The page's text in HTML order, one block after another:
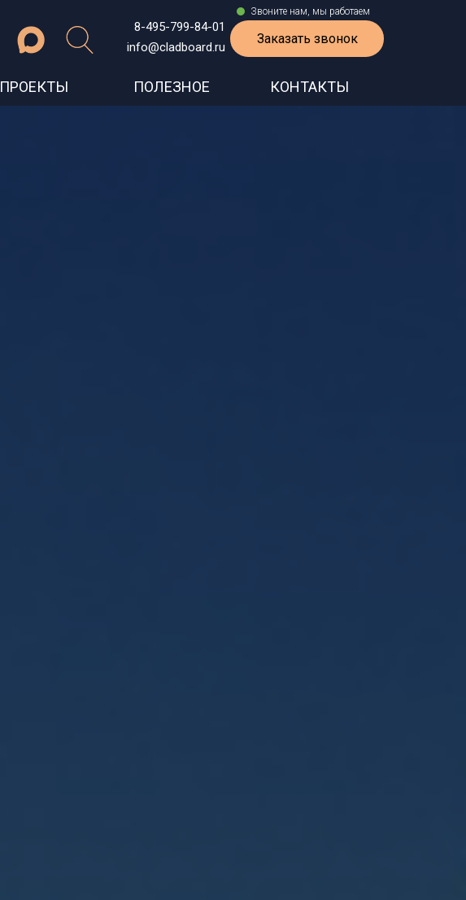
Заказать звонок
Звоните нам, мы работаем
8-495-799-84-01
info@cladboard.ru
КОНТАКТЫ
ПОЛЕЗНОЕ
ПРОЕКТЫ